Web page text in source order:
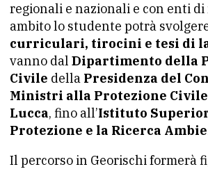
regionali e nazionali e con enti
ambito lo studente potrà
curriculari, tirocini e tesi di
vanno dal Dipartimento della
Civile della Presidenza del
Ministri alla Protezione Civile
Lucca, fino all’Istituto
Protezione e la Ricerca
Il percorso in Georischi formerà